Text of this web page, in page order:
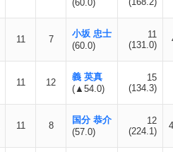
(60.0)
11 7
小坂 忠士
(60.0)
11
(131.0)
11 12
義 英真
(▲54.0)
15
(134.3)
11 8
国分 恭介
(57.0)
12
(224.1)